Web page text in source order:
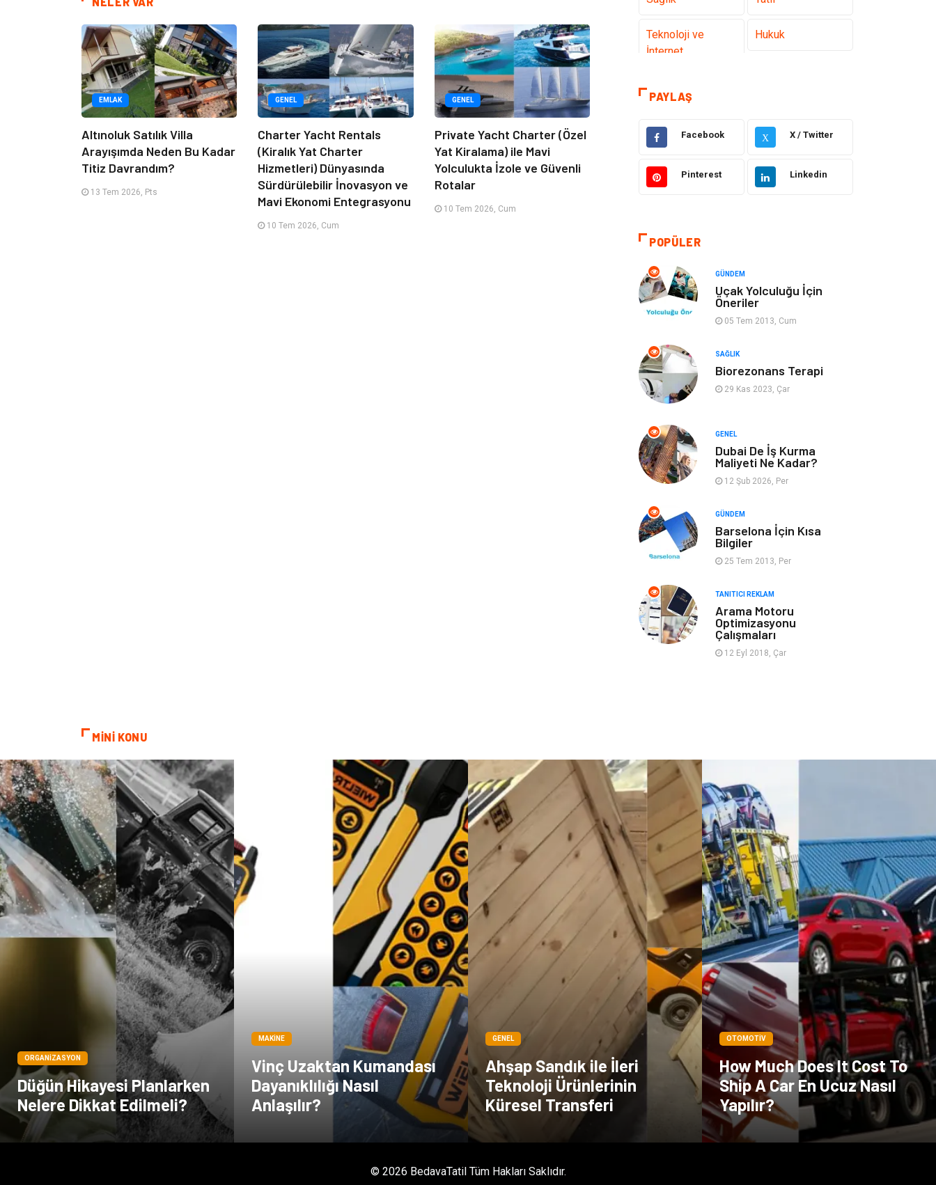
EMLAK
Altınoluk Satılık Villa
Arayışımda Neden Bu Kadar
Titiz Davrandım?
13 Tem 2026, Pts
GENEL
Charter Yacht Rentals
(Kiralık Yat Charter
Hizmetleri) Dünyasında
Sürdürülebilir İnovasyon ve
Mavi Ekonomi Entegrasyonu
10 Tem 2026, Cum
GENEL
Private Yacht Charter (Özel
Yat Kiralama) ile Mavi
Yolculukta İzole ve Güvenli
Rotalar
10 Tem 2026, Cum
Teknoloji ve
İnternet
Hukuk
Elektrik ve
Elektronik
Eğitim & Kariyer Makine
Otomotiv Organizasyon
Giyim
Mobilya Emlak
Kültür Otel
Turizm
Hediyelik Eşya
oyun alanları
uçak yolculuğu
Blogroll Bilet
Cruise Moda
Güzellik Bakım
Yurtdışı Turları spor salonları
PAYLAŞ
Facebook X X / Twitter
Pinterest Linkedin
POPÜLER
GÜNDEM
Uçak Yolculuğu İçin
Öneriler
05 Tem 2013, Cum
SAĞLIK
Biorezonans Terapi
29 Kas 2023, Çar
GENEL
Dubai De İş Kurma
Maliyeti Ne Kadar?
12 Şub 2026, Per
GÜNDEM
Barselona İçin Kısa
Bilgiler
25 Tem 2013, Per
TANITICI REKLAM
Arama Motoru
Optimizasyonu
Çalışmaları
12 Eyl 2018, Çar
MİNİ KONU
ORGANIZASYON
Düğün Hikayesi Planlarken
Nelere Dikkat Edilmeli?
MAKINE
Vinç Uzaktan Kumandası
Dayanıklılığı Nasıl
Anlaşılır?
GENEL
Ahşap Sandık ile İleri
Teknoloji Ürünlerinin
Küresel Transferi
OTOMOTIV
How Much Does It Cost To
Ship A Car En Ucuz Nasıl
Yapılır?
© 2026 BedavaTatil Tüm Hakları Saklıdır.